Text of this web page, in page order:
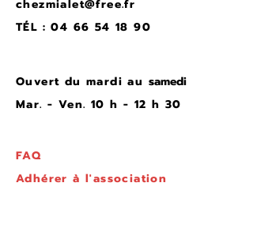
chezmialet@free.fr
TÉL :04 66 54 18 90
Ouvert du mardi au samedi
Mar. - Ven. 10 h - 12 h 30
FAQ
Adhérer à l'association